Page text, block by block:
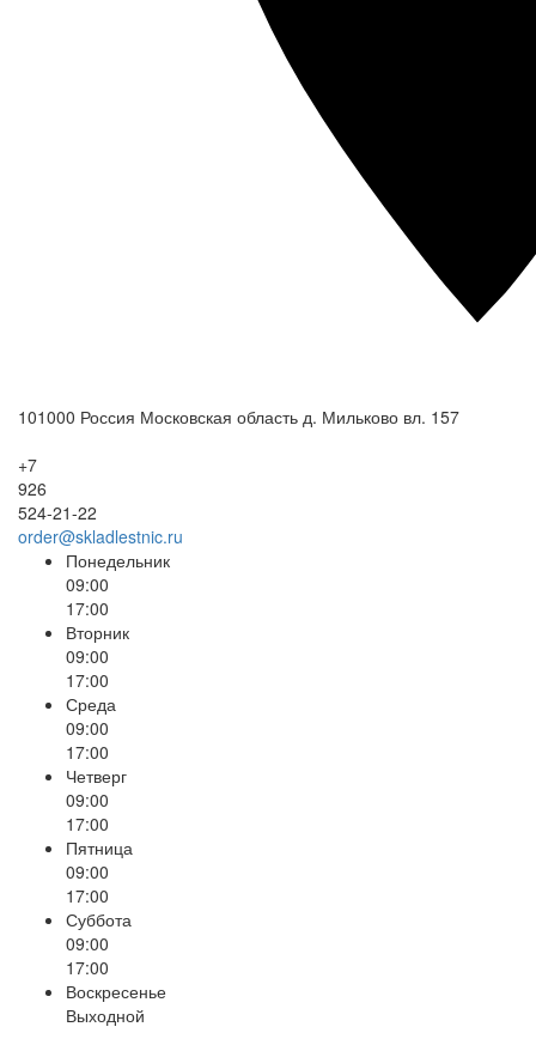
101000 Россия Московская область д. Мильково вл. 157
+7
926
524-21-22
order@skladlestnic.ru
Понедельник
09:00
17:00
Вторник
09:00
17:00
Среда
09:00
17:00
Четверг
09:00
17:00
Пятница
09:00
17:00
Суббота
09:00
17:00
Воскресенье
Выходной